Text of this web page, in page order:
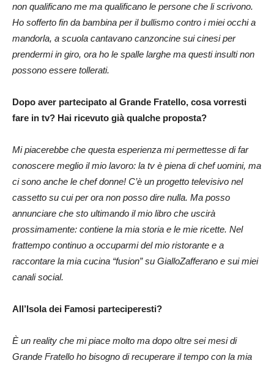
non qualificano me ma qualificano le persone che li scrivono.
Ho sofferto fin da bambina per il bullismo contro i miei occhi a
mandorla, a scuola cantavano canzoncine sui cinesi per
prendermi in giro, ora ho le spalle larghe ma questi insulti non
possono essere tollerati.
Dopo aver partecipato al Grande Fratello, cosa vorresti
fare in tv? Hai ricevuto già qualche proposta?
Mi piacerebbe che questa esperienza mi permettesse di far
conoscere meglio il mio lavoro: la tv è piena di chef uomini, ma
ci sono anche le chef donne! C’è un progetto televisivo nel
cassetto su cui per ora non posso dire nulla. Ma posso
annunciare che sto ultimando il mio libro che uscirà
prossimamente: contiene la mia storia e le mie ricette. Nel
frattempo continuo a occuparmi del mio ristorante e a
raccontare la mia cucina “fusion” su GialloZafferano e sui miei
canali social.
All’Isola dei Famosi parteciperesti?
È un reality che mi piace molto ma dopo oltre sei mesi di
Grande Fratello ho bisogno di recuperare il tempo con la mia